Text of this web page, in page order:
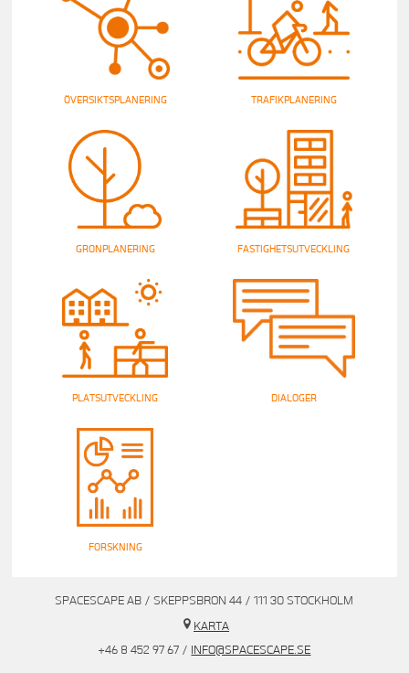
ÖVERSIKTSPLANERING TRAFIKPLANERING
GRONPLANERING FASTIGHETSUTVECKLING
PLATSUTVECKLING DIALOGER
FORSKNING
SPACESCAPE AB / SKEPPSBRON 44 / 111 30 STOCKHOLM
KARTA
+46 8 452 97 67 / INFO@SPACESCAPE.SE